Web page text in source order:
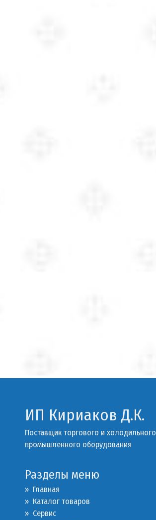
ИП Кириаков Д.К.
Поставщик торгового и холодильного
промышленного оборудования
Разделы меню
» Главная
» Каталог товаров
» Сервис